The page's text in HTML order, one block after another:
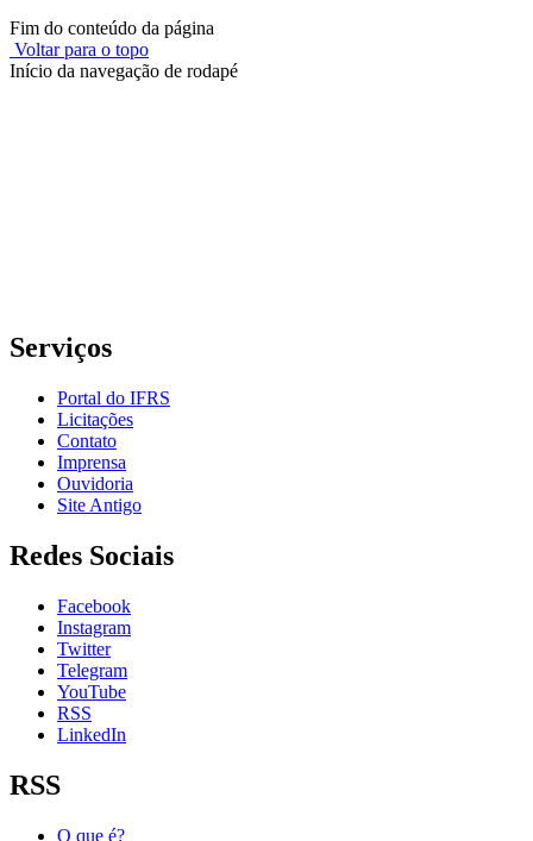
Fim do conteúdo da página
Voltar para o topo
Início da navegação de rodapé
Serviços
Portal do IFRS
Licitações
Contato
Imprensa
Ouvidoria
Site Antigo
Redes Sociais
Facebook
Instagram
Twitter
Telegram
YouTube
RSS
LinkedIn
RSS
O que é?